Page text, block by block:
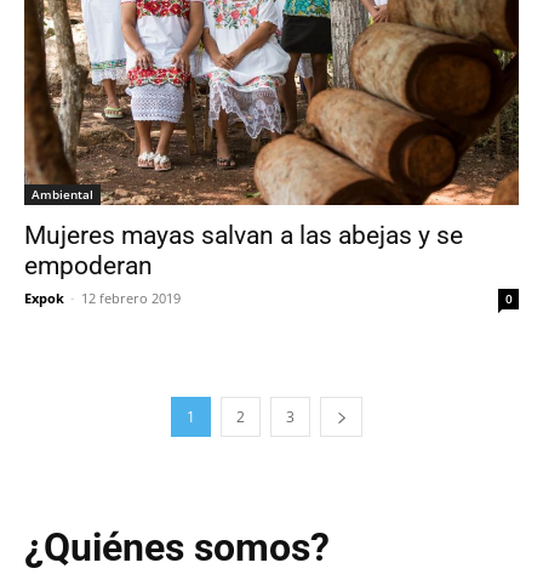
Ambiental
Mujeres mayas salvan a las abejas y se
empoderan
Expok - 12 febrero 2019 0
1 2 3
¿Quiénes somos?